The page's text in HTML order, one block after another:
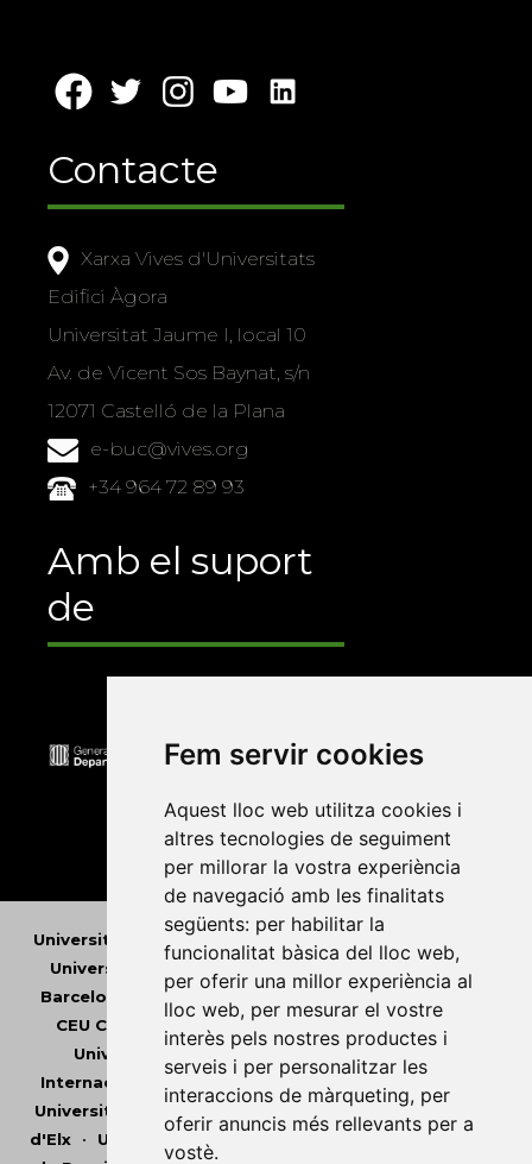
Fem servir cookies
Aquest lloc web utilitza cookies i
altres tecnologies de seguiment
per millorar la vostra experiència
de navegació amb les finalitats
següents: per habilitar la
funcionalitat bàsica del lloc web,
per oferir una millor experiència al
lloc web, per mesurar el vostre
interès pels nostres productes i
serveis i per personalitzar les
interaccions de màrqueting, per
oferir anuncis més rellevants per a
vostè.
Contacte
Xarxa Vives d'Universitats
Edifici Àgora
Universitat Jaume I, local 10
Av. de Vicent Sos Baynat, s/n
12071 Castelló de la Plana
e-buc@vives.org
+34 964 72 89 93
Amb el suport
de
Universitat Abat Oliba CEU • Universitat d'Alacant
Universitat d'Andorra•Universitat Autònoma de
Barcelona
Universitat de Barcelona •
Universitat
CEU Cardenal Herrera•Universitat de Girona
Universitat de les Illes Balears •
Universitat
Internacional de Catalunya
• Universitat Jaume I
Universitat de Lleida •
Universitat Miguel Hernández
d'Elx• Universitat Oberta de Catalunya •
Universitat